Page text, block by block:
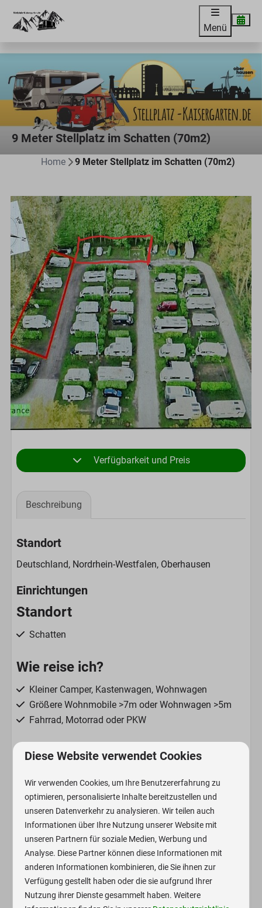
Menü
9 Meter Stellplatz im Schatten (70m2)
Home 9 Meter Stellplatz im Schatten (70m2)
Verfügbarkeit und Preis
Beschreibung
Standort
Deutschland, Nordrhein-Westfalen, Oberhausen
Einrichtungen
Standort
Schatten
Wie reise ich?
Kleiner Camper, Kastenwagen, Wohnwagen
Größere Wohnmobile >7m oder Wohnwagen >5m
Fahrrad, Motorrad oder PKW
Beschreibung
Wasser Ver- und Entsorgung (für Übernachtungsgäste)
kostenlos
Private Bäder können nach Verfügbarkeit und gegen
Aufpreis mitgebucht werden.
Eine generelle WC/Bad Benutzung ist im Standard nicht
inklusive, da ja eigentlich jeder alles selber dabei hat.
Das Zugfahrzeug darf bei einer 9m Bucht NICHT mit in
die Bucht zum WoWa ! Entweder 18m buchen, oder
Diese Website verwendet Cookies
Wir verwenden Cookies, um Ihre Benutzererfahrung zu
optimieren, personalisierte Inhalte bereitzustellen und
unseren Datenverkehr zu analysieren. Wir teilen auch
Informationen über Ihre Nutzung unserer Website mit
unseren Partnern für soziale Medien, Werbung und
Analyse. Diese Partner können diese Informationen mit
anderen Informationen kombinieren, die Sie ihnen zur
Verfügung gestellt haben oder die sie aufgrund Ihrer
Nutzung ihrer Dienste gesammelt haben. Weitere